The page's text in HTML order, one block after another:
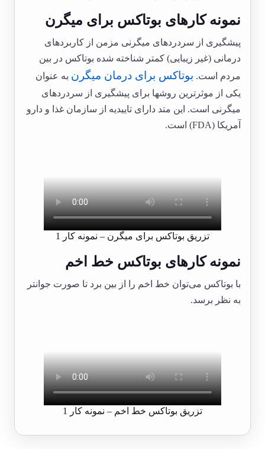
نمونه کارهای بوتاکس برای میگرن
پیشگیری از سردردهای میگرنی مزمن از کاربردهای
درمانی (غیر زیبایی) کمتر شناخته شده بوتاکس در بین
مردم است. بوتاکس برای درمان میگرن به عنوان
یکی از موثرترین روشها برای پیشگیری از سردردهای
میگرنی است. این متد دارای تاییدیه از سازمان غذا و دارو
آمریکا (FDA) است.
تزریق بوتاکس برای میگرن – نمونه کار 1
نمونه کارهای بوتاکس خط اخم
با بوتاکس می‌توان خط اخم را از بین برد تا صورت جوانتر
به نظر برسد.
تزریق بوتاکس خط اخم – نمونه کار 1